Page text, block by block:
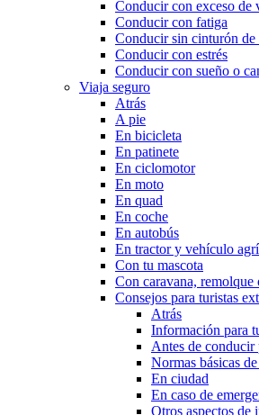
Conducir con exceso de
Conducir con fatiga
Conducir sin cinturón de
Conducir con estrés
Conducir con sueño o
Viaja seguro
Atrás
A pie
En bicicleta
En patinete
En ciclomotor
En moto
En quad
En coche
En autobús
En tractor y vehículo
Con tu mascota
Con caravana, remolque
Consejos para turistas
Atrás
Información para
Antes de conducir
Normas básicas
En ciudad
En caso de
Otros aspectos de